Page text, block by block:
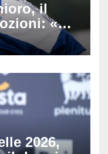
il
«Ha
2026,